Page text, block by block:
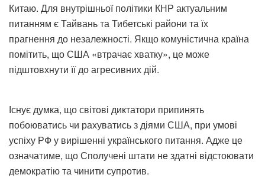
Китаю. Для внутрішньої політики КНР актуальним
питанням є Тайвань та Тибетські райони та їх
прагнення до незалежності. Якщо комуністична країна
помітить, що США «втрачає хватку», це може
підштовхнути її до агресивних дій.
Існує думка, що світові диктатори припинять
побоюватись чи рахуватись з діями США, при умові
успіху РФ у вирішенні українського питання. Адже це
означатиме, що Сполучені штати не здатні відстоювати
демократію та чинити супротив.